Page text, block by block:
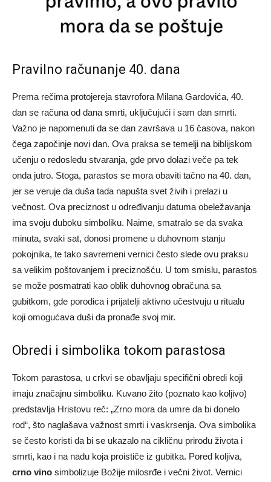
Pravilno računanje 40. dana
Prema rečima protojereja stavrofora Milana Gardovića, 40.
dan se računa od dana smrti, uključujući i sam dan smrti.
Važno je napomenuti da se dan završava u 16 časova, nakon
čega započinje novi dan. Ova praksa se temelji na biblijskom
učenju o redosledu stvaranja, gde prvo dolazi veče pa tek
onda jutro. Stoga, parastos se mora obaviti tačno na 40. dan,
jer se veruje da duša tada napušta svet živih i prelazi u
večnost. Ova preciznost u određivanju datuma obeležavanja
ima svoju duboku simboliku. Naime, smatralo se da svaka
minuta, svaki sat, donosi promene u duhovnom stanju
pokojnika, te tako savremeni vernici često slede ovu praksu
sa velikim poštovanjem i preciznošću. U tom smislu, parastos
se može posmatrati kao oblik duhovnog obračuna sa
gubitkom, gde porodica i prijatelji aktivno učestvuju u ritualu
koji omogućava duši da pronađe svoj mir.
Obredi i simbolika tokom parastosa
Tokom parastosa, u crkvi se obavljaju specifični obredi koji
imaju značajnu simboliku. Kuvano žito (poznato kao koljivo)
predstavlja Hristovu reč: „Zrno mora da umre da bi donelo
rod“, što naglašava važnost smrti i vaskrsenja. Ova simbolika
se često koristi da bi se ukazalo na cikličnu prirodu života i
smrti, kao i na nadu koja proističe iz gubitka. Pored koljiva,
crno vino simbolizuje Božije milosrđe i večni život. Vernici